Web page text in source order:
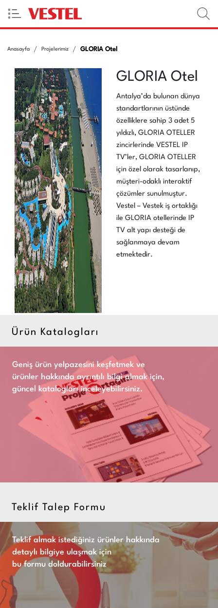
Anasayfa Projelerimiz GLORIA Otel
GLORIA Otel
Antalya’da bulunan dünya
standartlarının üstünde
özelliklere sahip 3 adet 5
yıldızlı, GLORIA OTELLER
zincirlerinde VESTEL IP
TV’ler, GLORIA OTELLER
için özel olarak tasarlanıp,
müşteri-odaklı interaktif
çözümler sunulmuştur.
Vestel – Vestek iş ortaklığı
ile GLORIA otellerinde IP
TV alt yapı desteği de
sağlanmaya devam
etmektedir.
Ürün Katalogları
Geniş ürün yelpazesini keşfetmek ve
ürünler hakkında ayrıntılı bilgi almak için,
güncel katalogları inceleyebilirsiniz.
Teklif Talep Formu
Teklif almak istediğiniz ürünler hakkında
detaylı bilgiye ulaşmak için
bu formu doldurabilirsiniz